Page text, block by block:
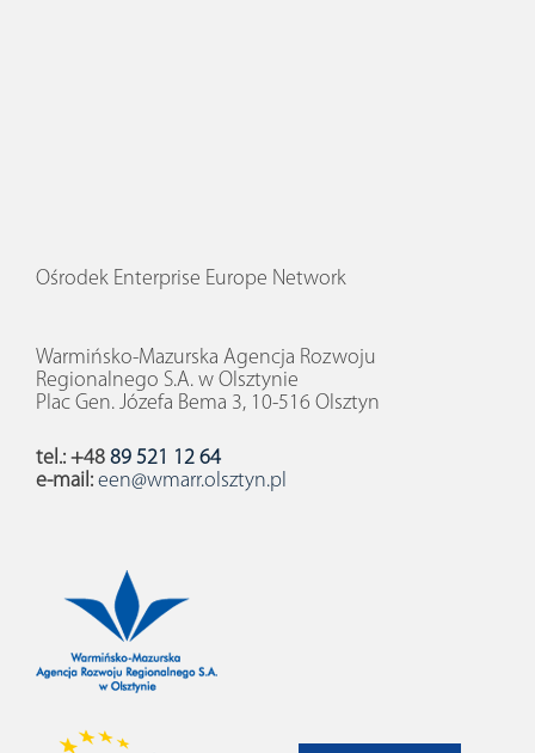
Ośrodek Enterprise Europe Network
Warmińsko-Mazurska Agencja Rozwoju
Regionalnego S.A. w Olsztynie
Plac Gen. Józefa Bema 3, 10-516 Olsztyn
tel.: +48 89 521 12 64
e-mail: een@wmarr.olsztyn.pl